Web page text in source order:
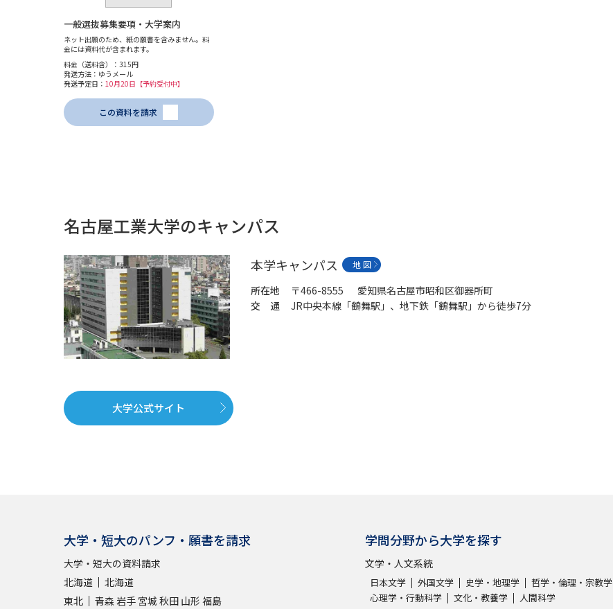
一般選抜募集要項・大学案内
ネット出願のため、紙の願書を含みません。料
金には資料代が含まれます。
料金（送料含）：315円
発送方法：ゆうメール
発送予定日： 10月20日【予約受付中】
この資料を請求
名古屋工業大学のキャンパス
本学キャンパス 地 図
所在地
〒466-8555 愛知県名古屋市昭和区御器所町
交 通
JR中央本線「鶴舞駅」、地下鉄「鶴舞駅」から徒歩7分
大学公式サイト
大学・短大のパンフ・願書を請求
大学・短大の資料請求
北海道
北海道
東北
青森 岩手 宮城 秋田 山形 福島
学問分野から大学を探す
文学・人文系統
日本文学 外国文学 史学・地理学
哲学・倫理・宗教学
心理学・行動科学
文化・教養学 人間科学